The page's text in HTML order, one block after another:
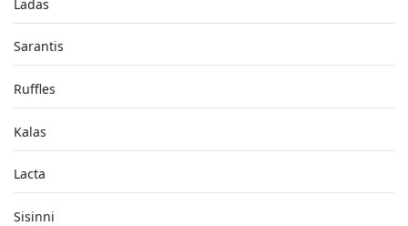
Ladas
Sarantis
Ruffles
Kalas
Lacta
Sisinni